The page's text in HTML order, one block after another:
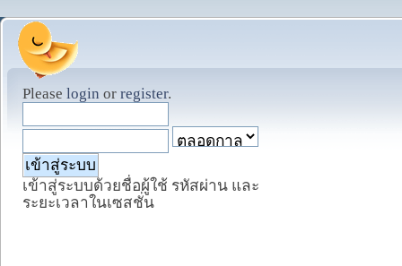
Please login or register.
เข้าสู่ระบบด้วยชื่อผู้ใช้ รหัสผ่าน และ
ระยะเวลาในเซสชั่น